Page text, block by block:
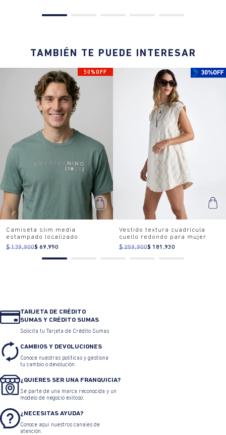
TAMBIÉN TE PUEDE INTERESAR
50%OFF
Camiseta slim media
estampado localizado
$ 139.900$ 69.950
Vestido textura cuadrícula
cuello redondo para mujer
$ 259.900$ 181.930
TARJETA DE CRÉDITO
SUMAS Y CRÉDITO SUMAS
Solicita tu Tarjeta de Crédito Sumas
CAMBIOS Y DEVOLUCIONES
Conoce nuestras políticas y gestiona
tu cambio o devolución.
¿QUIERES SER UNA FRANQUICIA?
Sé parte de una marca reconocida y un
modelo de negocio exitoso.
¿NECESITAS AYUDA?
Conoce aquí nuestros canales de
atención.